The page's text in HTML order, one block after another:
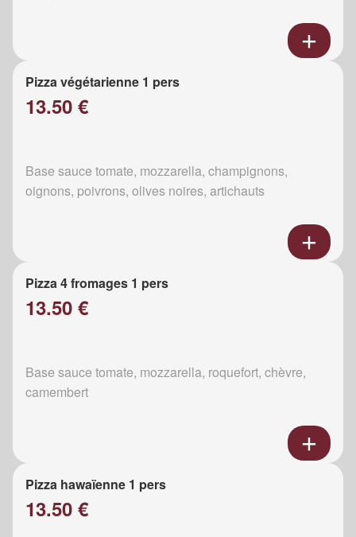
Pizza végétarienne 1 pers
13.50 €
Base sauce tomate, mozzarella, champignons,
oignons, poivrons, olives noires, artichauts
Pizza 4 fromages 1 pers
13.50 €
Base sauce tomate, mozzarella, roquefort, chèvre,
camembert
Pizza hawaïenne 1 pers
13.50 €